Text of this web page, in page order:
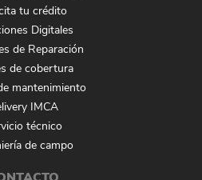
tu crédito
Digitales
de Reparación
de cobertura
mantenimiento
IMCA
técnico
de campo